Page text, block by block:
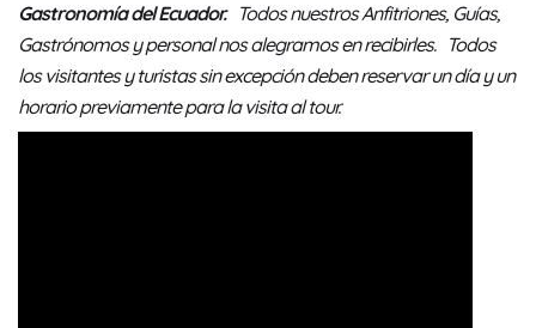
Gastronomía del Ecuador.Todos nuestros Anfitriones, Guías,
Gastrónomos y personal nos alegramos en recibirles. Todos
los visitantes y turistas sin excepción deben reservar un día y un
horario previamente para la visita al tour.